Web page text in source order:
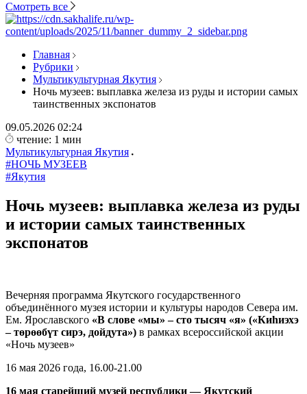
Смотреть все
Главная
Рубрики
Мультикультурная Якутия
Ночь музеев: выплавка железа из руды и истории самых
таинственных экспонатов
09.05.2026 02:24
чтение: 1 мин
Мультикультурная Якутия
#НОЧЬ МУЗЕЕВ
#Якутия
Ночь музеев: выплавка железа из руды
и истории самых таинственных
экспонатов
Вечерняя программа Якутского государственного
объединённого музея истории и культуры народов Севера им.
Ем. Ярославского «В слове «мы» – сто тысяч «я» («Киһиэхэ
– төрөөбүт сирэ, дойдута») в рамках всероссийской акции
«Ночь музеев»
16 мая 2026 года, 16.00-21.00
16 мая старейший музей республики — Якутский